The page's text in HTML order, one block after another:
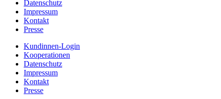
Datenschutz
Impressum
Kontakt
Presse
Kundinnen-Login
Kooperationen
Datenschutz
Impressum
Kontakt
Presse